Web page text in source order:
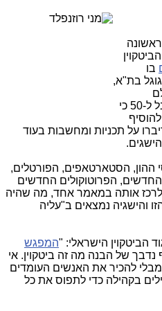
בו
בבית גוגל בת"א,
עולם
הביטקוין הישראלי. המספר הוגבל ל-50 כי
על תכניות ומחשבות בעוד
ההון, הסטארטאפים, הפורטלים,
הפרוטוקולים החדשים
לרכז אותה במאמר אחד, מה שהיה
והישגיה נמצאים ב"עליה
הביטקוין הישראלי: "המפגש
נדבך של הבנה מה זה ביטקוין. אי
להכיר את האנשים העומדים
בקהילה כדי לתפוס את כל